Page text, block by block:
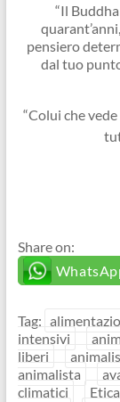
“Il
pensiero
dal tuo
“Colui che
Share on:
Tag:
intensivi
liberi
animalista
climatici
Etica